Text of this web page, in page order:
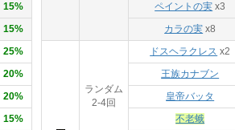
15%
15%
25%
20%
20%
15%
ペイントの実 x3
カラの実 x8
ランダム
2-4回
ドスヘラクレス x2
王族カナブン
皇帝バッタ
不老蛾